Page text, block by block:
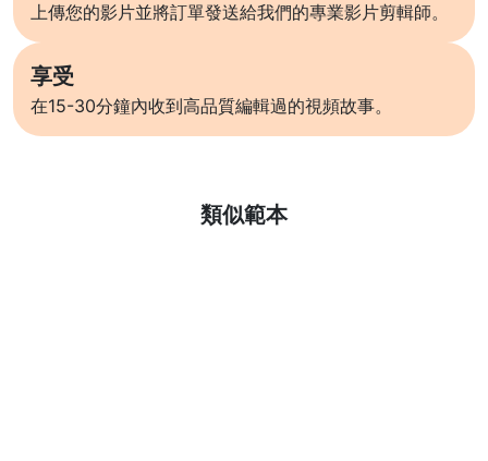
上傳您的影片並將訂單發送給我們的專業影片剪輯師。
享受
在15-30分鐘內收到高品質編輯過的視頻故事。
類似範本
了解更多